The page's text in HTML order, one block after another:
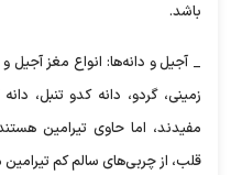
باشد.
_ آجیل و دانه‌ها: انواع مغز آجیل و
زمینی، گردو، دانه کدو تنبل،
مفیدند، اما حاوی تیرامین
قلب، از چربی‌های سالم کم تیرامین